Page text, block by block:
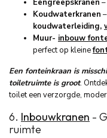
Eengreepskranen
Koudwaterkranen
koudwaterleiding,
Muur- inbouw
perfect op kleine
Een fonteinkraan is
toiletruimte is groot.
toilet een verzorgde,
6. Inbouwkranen -
ruimte